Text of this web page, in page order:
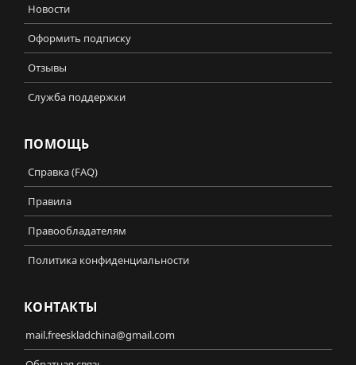
Новости
Оформить подписку
Отзывы
Служба поддержки
ПОМОЩЬ
Справка (FAQ)
Правила
Правообладателям
Политика конфиденциальности
КОНТАКТЫ
mail.freeskladchina@gmail.com